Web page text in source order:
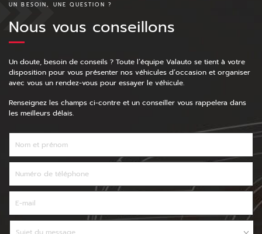
UN BESOIN, UNE QUESTION ?
Nous vous conseillons
Un doute, besoin de conseils ? Toute l’équipe Valauto se tient à votre
disposition pour vous présenter nos véhicules d’occasion et organiser
avec vous un rendez-vous pour essayer le véhicule.
Renseignez les champs ci-contre et un conseiller vous rappelera dans
les meilleurs délais.